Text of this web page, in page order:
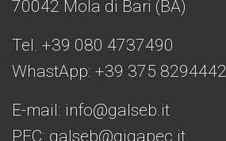
70042 Mola di Bari (BA)
Tel. +39 080 4737490
WhastApp: +39 375 8294442
E-mail: info@galseb.it
PEC: galseb@gigapec.it